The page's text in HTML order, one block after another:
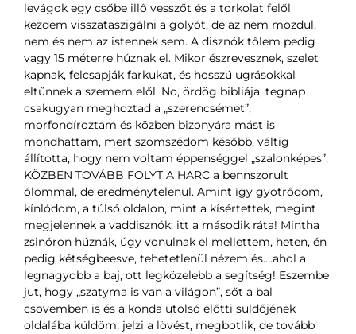
levágok egy csőbe illő vesszőt és a torkolat felől
kezdem visszataszigálni a golyót, de az nem mozdul,
nem és nem az istennek sem. A disznók tőlem pedig
vagy 15 méterre húznak el. Mikor észrevesznek, szelet
kapnak, felcsapják farkukat, és hosszú ugrásokkal
eltűnnek a szemem elől. No, ördög bibliája, tegnap
csakugyan meghoztad a „szerencsémet”,
morfondíroztam és közben bizonyára mást is
mondhattam, mert szomszédom később, váltig
állította, hogy nem voltam éppenséggel „szalonképes”.
KÖZBEN TOVÁBB FOLYT A HARC a bennszorult
ólommal, de eredménytelenül. Amint így gyötrődöm,
kínlódom, a túlsó oldalon, mint a kísértettek, megint
megjelennek a vaddisznók: itt a második ráta! Mintha
zsinóron húznák, úgy vonulnak el mellettem, heten, én
pedig kétségbeesve, tehetetlenül nézem és….ahol a
legnagyobb a baj, ott legközelebb a segítség! Eszembe
jut, hogy „szatyma is van a világon”, sőt a bal
csövemben is és a konda utolsó előtti süldőjének
oldalába küldöm; jelzi a lövést, megbotlik, de tovább